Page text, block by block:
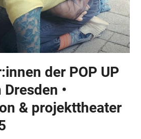
der POP UP
•
& projekttheater